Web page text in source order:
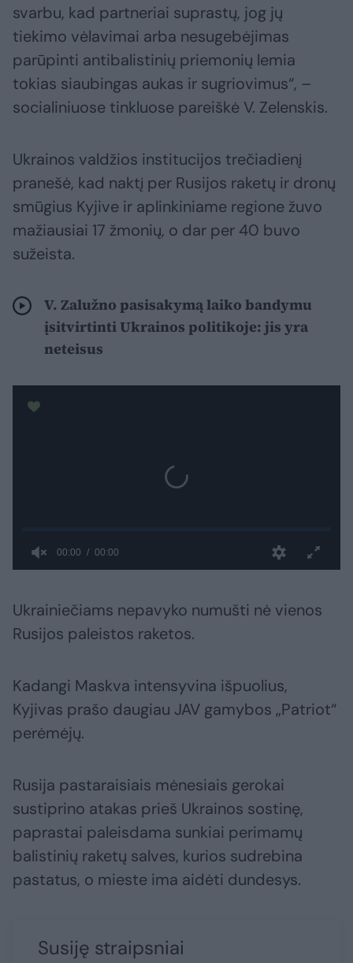
svarbu, kad partneriai suprastų, jog jų
tiekimo vėlavimai arba nesugebėjimas
parūpinti antibalistinių priemonių lemia
tokias siaubingas aukas ir sugriovimus“, –
socialiniuose tinkluose pareiškė V. Zelenskis.
Ukrainos valdžios institucijos trečiadienį
pranešė, kad naktį per Rusijos raketų ir dronų
smūgius Kyjive ir aplinkiniame regione žuvo
mažiausiai 17 žmonių, o dar per 40 buvo
sužeista.
V. Zalužno pasisakymą laiko bandymu
įsitvirtinti Ukrainos politikoje: jis yra
neteisus
Ukrainiečiams nepavyko numušti nė vienos
Rusijos paleistos raketos.
Kadangi Maskva intensyvina išpuolius,
Kyjivas prašo daugiau JAV gamybos „Patriot“
perėmėjų.
Rusija pastaraisiais mėnesiais gerokai
sustiprino atakas prieš Ukrainos sostinę,
paprastai paleisdama sunkiai perimamų
balistinių raketų salves, kurios sudrebina
pastatus, o mieste ima aidėti dundesys.
Susiję straipsniai